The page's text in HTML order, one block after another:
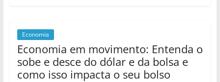
Economia
Economia em movimento: Entenda o
sobe e desce do dólar e da bolsa e
como isso impacta o seu bolso